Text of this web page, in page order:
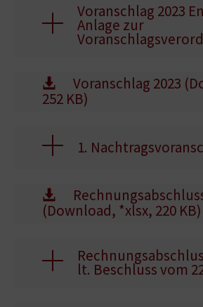
Voranschlag 2023
Anlage zur
Voranschlag 2023
252 KB)
1.
(Download, *xlsx, 220 KB)
lt. Beschluss vom